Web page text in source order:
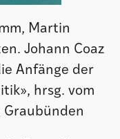
Martin
Johann Coaz
Anfänge der
hrsg. vom